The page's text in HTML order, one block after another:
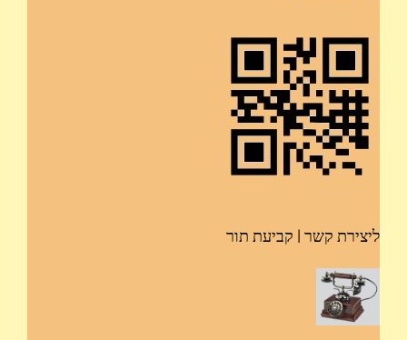
ליצירת קשר | קביעת תור